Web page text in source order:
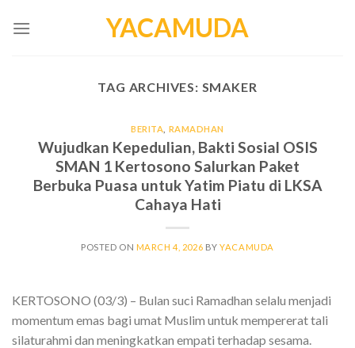
YACAMUDA
TAG ARCHIVES: SMAKER
BERITA RAMADHAN
Wujudkan Kepedulian, Bakti Sosial OSIS
SMAN 1 Kertosono Salurkan Paket
Berbuka Puasa untuk Yatim Piatu di LKSA
Cahaya Hati
POSTED ON MARCH 4, 2026 BYYACAMUDA
KERTOSONO (03/3) – Bulan suci Ramadhan selalu menjadi
momentum emas bagi umat Muslim untuk mempererat tali
silaturahmi dan meningkatkan empati terhadap sesama.